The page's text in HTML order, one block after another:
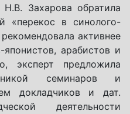
Н.В. Захарова обратила
«перекос в синолого-
активнее
японистов, арабистов и
эксперт предложила
семинаров и
докладчиков и дат.
деятельности